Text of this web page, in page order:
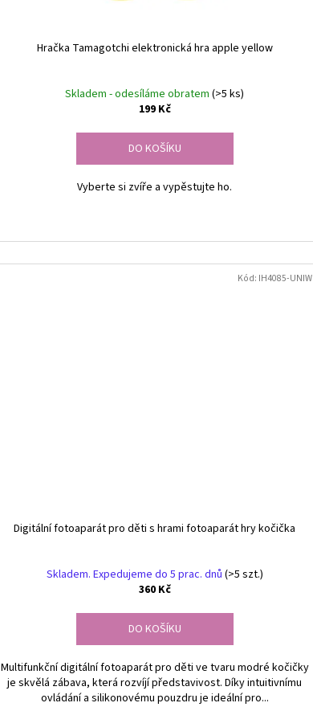
Hračka Tamagotchi elektronická hra apple yellow
Skladem - odesíláme obratem(>5 ks)
199 Kč
DO KOŠÍKU
Vyberte si zvíře a vypěstujte ho.
Digitální fotoaparát pro děti s hrami fotoaparát hry kočička
Skladem. Expedujeme do 5 prac. dnů (>5 szt.)
360 Kč
DO KOŠÍKU
Multifunkční digitální fotoaparát pro děti ve tvaru modré kočičky
je skvělá zábava, která rozvíjí představivost. Díky intuitivnímu
ovládání a silikonovému pouzdru je ideální pro...
Kód: IH4085-UNIW